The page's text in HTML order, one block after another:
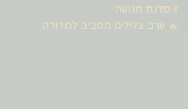
💃 סדנת תנועה
🔥 ערב צלילים מסביב למדורה